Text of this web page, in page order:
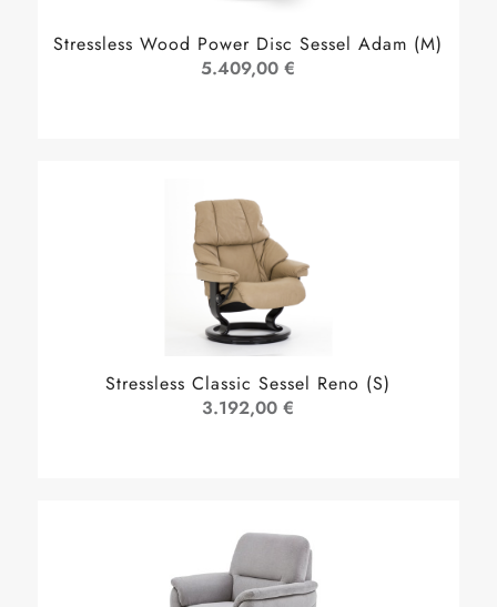
Stressless Wood Power Disc Sessel Adam (M)
5.409,00 €
Stressless Classic Sessel Reno (S)
3.192,00 €